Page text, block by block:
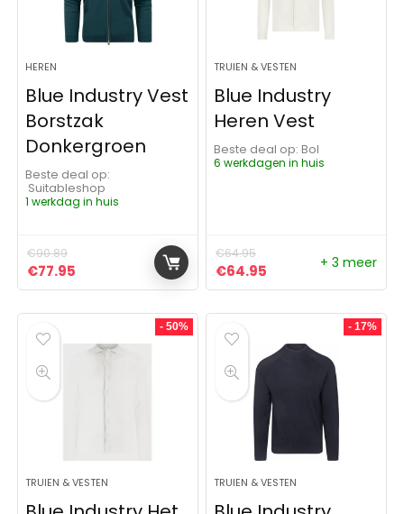
HEREN
Blue Industry Vest
Borstzak
Donkergroen
Beste deal op:
Suitableshop
1 werkdag in huis
€90.89
Oorspronkelijke prijs was: €90.89.
€77.95 Huidige prijs is: €77.95.
TRUIEN & VESTEN
Blue Industry
Heren Vest
Beste deal op:
Bol
6 werkdagen in huis
€64.95
Oorspronkelijke prijs
€64.95 Huidige prijs is:
+ 3 meer
- 50%
TRUIEN & VESTEN
- 17%
TRUIEN & VESTEN